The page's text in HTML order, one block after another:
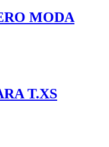
MODA
T.XS